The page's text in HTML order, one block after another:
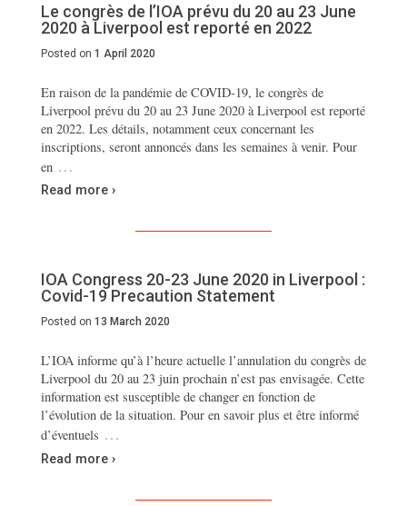
Le congrès de l’IOA prévu du 20 au 23 June
2020 à Liverpool est reporté en 2022
Posted on 1 April 2020
En raison de la pandémie de COVID-19, le congrès de
Liverpool prévu du 20 au 23 June 2020 à Liverpool est reporté
en 2022. Les détails, notamment ceux concernant les
inscriptions, seront annoncés dans les semaines à venir. Pour
en …
Read more ›
IOA Congress 20-23 June 2020 in Liverpool :
Covid-19 Precaution Statement
Posted on 13 March 2020
L’IOA informe qu’à l’heure actuelle l’annulation du congrès de
Liverpool du 20 au 23 juin prochain n’est pas envisagée. Cette
information est susceptible de changer en fonction de
l’évolution de la situation. Pour en savoir plus et être informé
d’éventuels …
Read more ›